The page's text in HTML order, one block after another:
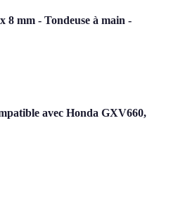
8 mm - Tondeuse à main -
avec Honda GXV660,